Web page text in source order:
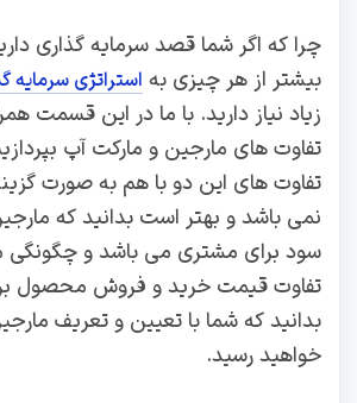
چرا که اگر شما قصد سرمایه گذاری
بیشتر از هر چیزی به استراتژی سرمایه
زیاد نیاز دارید. با ما در این قسمت
تفاوت های مارجین و مارکت آپ
تفاوت های این دو با هم به صورت
نمی باشد و بهتر است بدانید که
سود برای مشتری می باشد و چگونگی
تفاوت قیمت خرید و فروش محصول
بدانید که شما با تعیین و تعریف
خواهید رسید.